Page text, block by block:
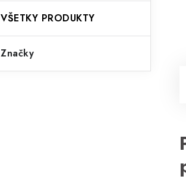
VŠETKY PRODUKTY
Značky